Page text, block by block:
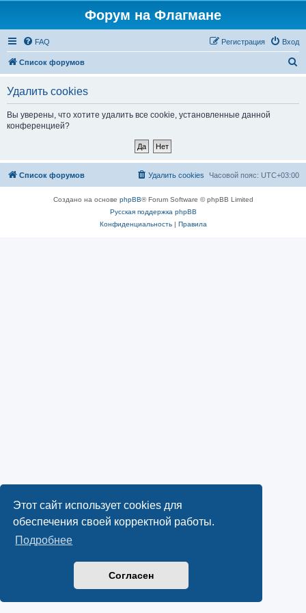
Этот сайт использует cookies для
обеспечения своей корректной работы.
Подробнее
Согласен
Форум на Флагмане
FAQ Вход
Регистрация
Список форумов
Удалить cookies
Вы уверены, что хотите удалить все cookie, установленные данной
конференцией?
Список форумов Часовой пояс: UTC+03:00
Удалить cookies
Создано на основе phpBB® Forum Software © phpBB Limited
Русская поддержка phpBB
Конфиденциальность| Правила